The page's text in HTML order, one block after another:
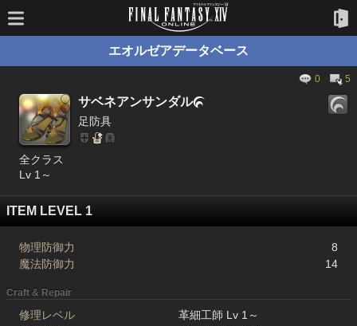
エオルゼアデータベース
0 5
サベネアンサンダル
足防具
全クラス
Lv 1～
ITEM LEVEL 1
物理防御力
8
魔法防御力
14
Craft & Repair
修理レベル
革細工師 Lv 1～